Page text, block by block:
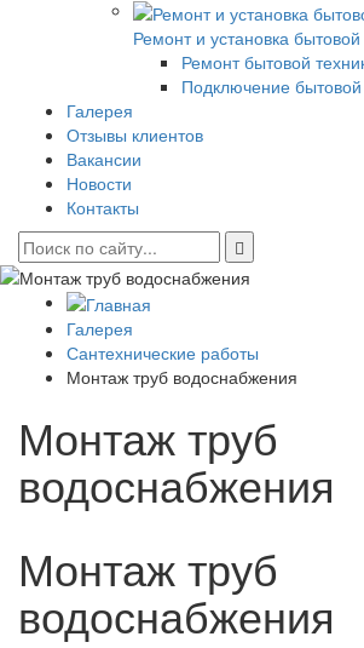
Ремонт и установка бытовой
Ремонт бытовой
Подключение бытовой
Галерея
Отзывы клиентов
Вакансии
Новости
Контакты
Галерея
Сантехнические работы
Монтаж труб водоснабжения
Монтаж труб
водоснабжения
Монтаж труб
водоснабжения